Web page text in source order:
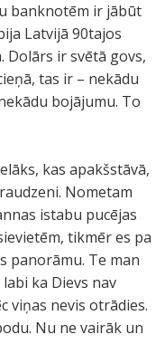
banknotēm ir jābūt
Latvijā 90tajos
Dolārs ir svētā govs,
tas ir – nekādu
bojājumu. To
kas apakšstāvā,
Nometam
istabu pucējas
tikmēr es pa
panorāmu. Te man
ka Dievs nav
viņas nevis otrādies.
Nu ne vairāk un